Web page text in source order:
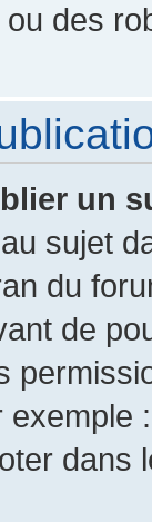
des
un
sujet
du
de
dans